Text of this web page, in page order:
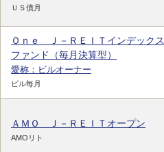
ＵＳ債月
Ｏｎｅ Ｊ－ＲＥＩＴインデックス
ファンド（毎月決算型）
愛称：ビルオーナー
ビル毎月
ＡＭＯ Ｊ－ＲＥＩＴオープン
AMOリト